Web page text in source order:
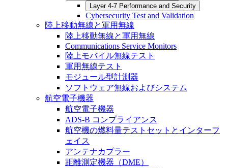
Layer 4-7 Performance and Security
Cybersecurity Test and Validation
陸上移動無線と軍用無線
陸上移動無線と軍用無線
Communications Service Monitors
陸上モバイル無線テスト
軍用無線テスト
モジュール型計測器
ソフトウェア無線およびシステム
航空電子機器
航空電子機器
ADS-B コンプライアンス
航空機の燃料量テストセットとインターフ
ェイス
アンテナカプラー
距離測定機器（DME）